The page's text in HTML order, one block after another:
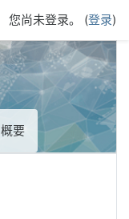
您尚未登录。 (登录)
概要